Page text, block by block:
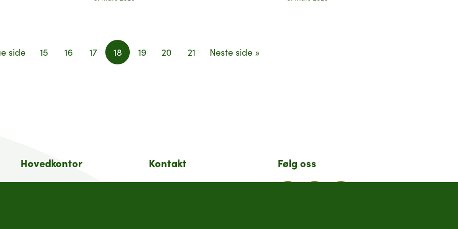
side 15 16 17 18 19 20 21 Neste side »
Hovedkontor Kontakt Følg oss